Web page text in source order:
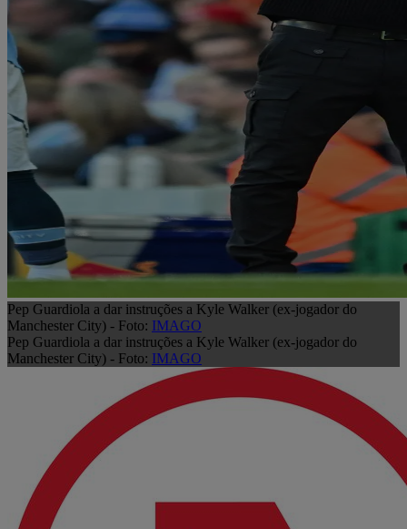
Pep Guardiola a dar instruções a Kyle Walker (ex-jogador do
Manchester City) - Foto: IMAGO
Pep Guardiola a dar instruções a Kyle Walker (ex-jogador do
Manchester City) - Foto: IMAGO